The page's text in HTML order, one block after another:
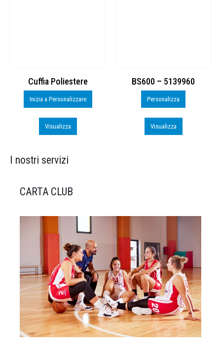
Cuffia Poliestere
Inizia a Personalizzare
Visualizza
BS600 – 5139960
Personalizza
Visualizza
I nostri servizi
CARTA CLUB